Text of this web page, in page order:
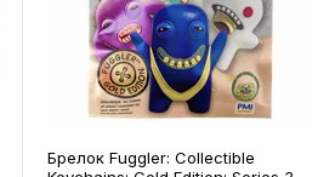
Брелок Fuggler: Collectible